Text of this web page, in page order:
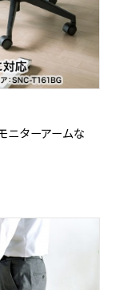
ニターアームな